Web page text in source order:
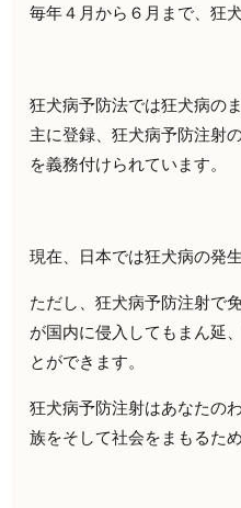
毎年４月から６月まで、狂
狂犬病予防法では狂犬病の
主に登録、狂犬病予防注射
を義務付けられています。
現在、日本では狂犬病の発
ただし、狂犬病予防注射で
が国内に侵入してもまん延
とができます。
狂犬病予防注射はあなたの
族をそして社会をまもるた